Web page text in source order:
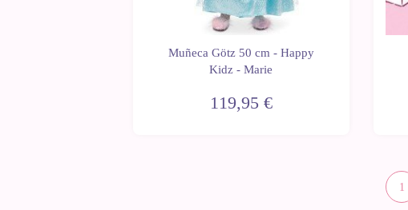
Muñeca Götz 50 cm - Happy
Kidz - Marie
119,95 €
1